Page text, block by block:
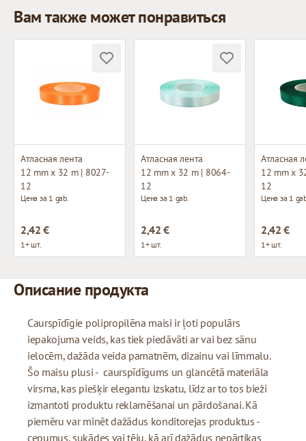
Вам также может понравиться
Атласная лента
12 mm x 32 m | 8027-
12
Цена за 1 gab.
2,42 €
1+ шт.
Атласная лента
12 mm x 32 m | 8064-
12
Цена за 1 gab.
2,42 €
1+ шт.
Атласная
12 mm x
12
Цена за 1
2,42 €
1+ шт.
Описание продукта
Caurspīdīgie polipropilēna maisi ir ļoti populārs
iepakojuma veids, kas tiek piedāvāti ar vai bez sānu
ielocēm, dažāda veida pamatnēm, dizainu vai līmmalu.
Šo maisu plusi - caurspīdīgums un glancētā materiāla
virsma, kas piešķir elegantu izskatu, līdz ar to tos bieži
izmantoti produktu reklamēšanai un pārdošanai. Kā
piemēru var minēt dažādus konditorejas produktus -
cepumus, sukādes vai tēju, kā arī dažādus nepārtikas